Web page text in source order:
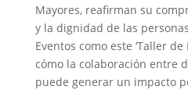
Mayores, reafirman su
y la dignidad de las
Eventos como este ‘Taller
cómo la colaboración entre
puede generar un impacto